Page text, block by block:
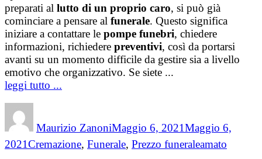
preparati al lutto di un proprio caro, si può già
cominciare a pensare al funerale. Questo significa
iniziare a contattare le pompe funebri, chiedere
informazioni, richiedere preventivi, così da portarsi
avanti su un momento difficile da gestire sia a livello
emotivo che organizzativo. Se siete ...
leggi tutto ...
Maurizio Zanoni
on
Maggio 6, 2021Maggio 6,
2021Categories
Cremazione, Funerale, Prezzo funeraleTags
amato